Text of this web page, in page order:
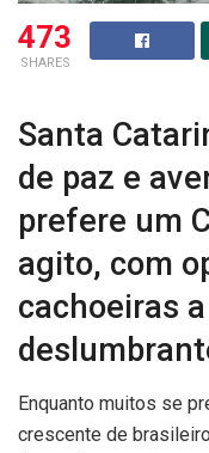
473
SHARES
Santa
de paz e
prefere um
agito, com
cachoeiras
Enquanto muitos se
crescente de